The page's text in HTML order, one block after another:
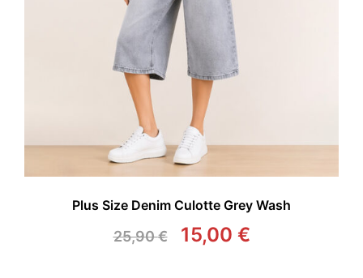
Plus Size Denim Culotte Grey Wash
25,90€ 15,00 €